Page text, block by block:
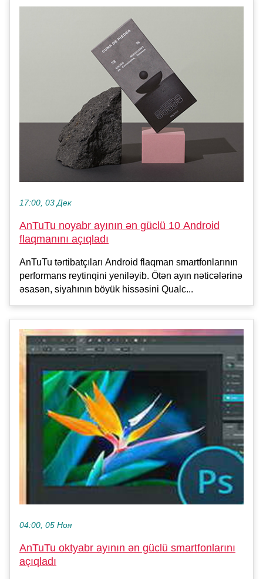
17:00, 03 Дек
AnTuTu noyabr ayının ən güclü 10 Android
flaqmanını açıqladı
AnTuTu tərtibatçıları Android flaqman smartfonlarının
performans reytinqini yeniləyib. Ötən ayın nəticələrinə
əsasən, siyahının böyük hissəsini Qualc...
04:00, 05 Ноя
AnTuTu oktyabr ayının ən güclü smartfonlarını
açıqladı